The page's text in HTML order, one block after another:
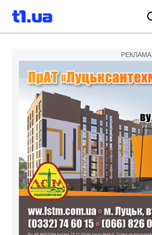
РЕКЛАМА